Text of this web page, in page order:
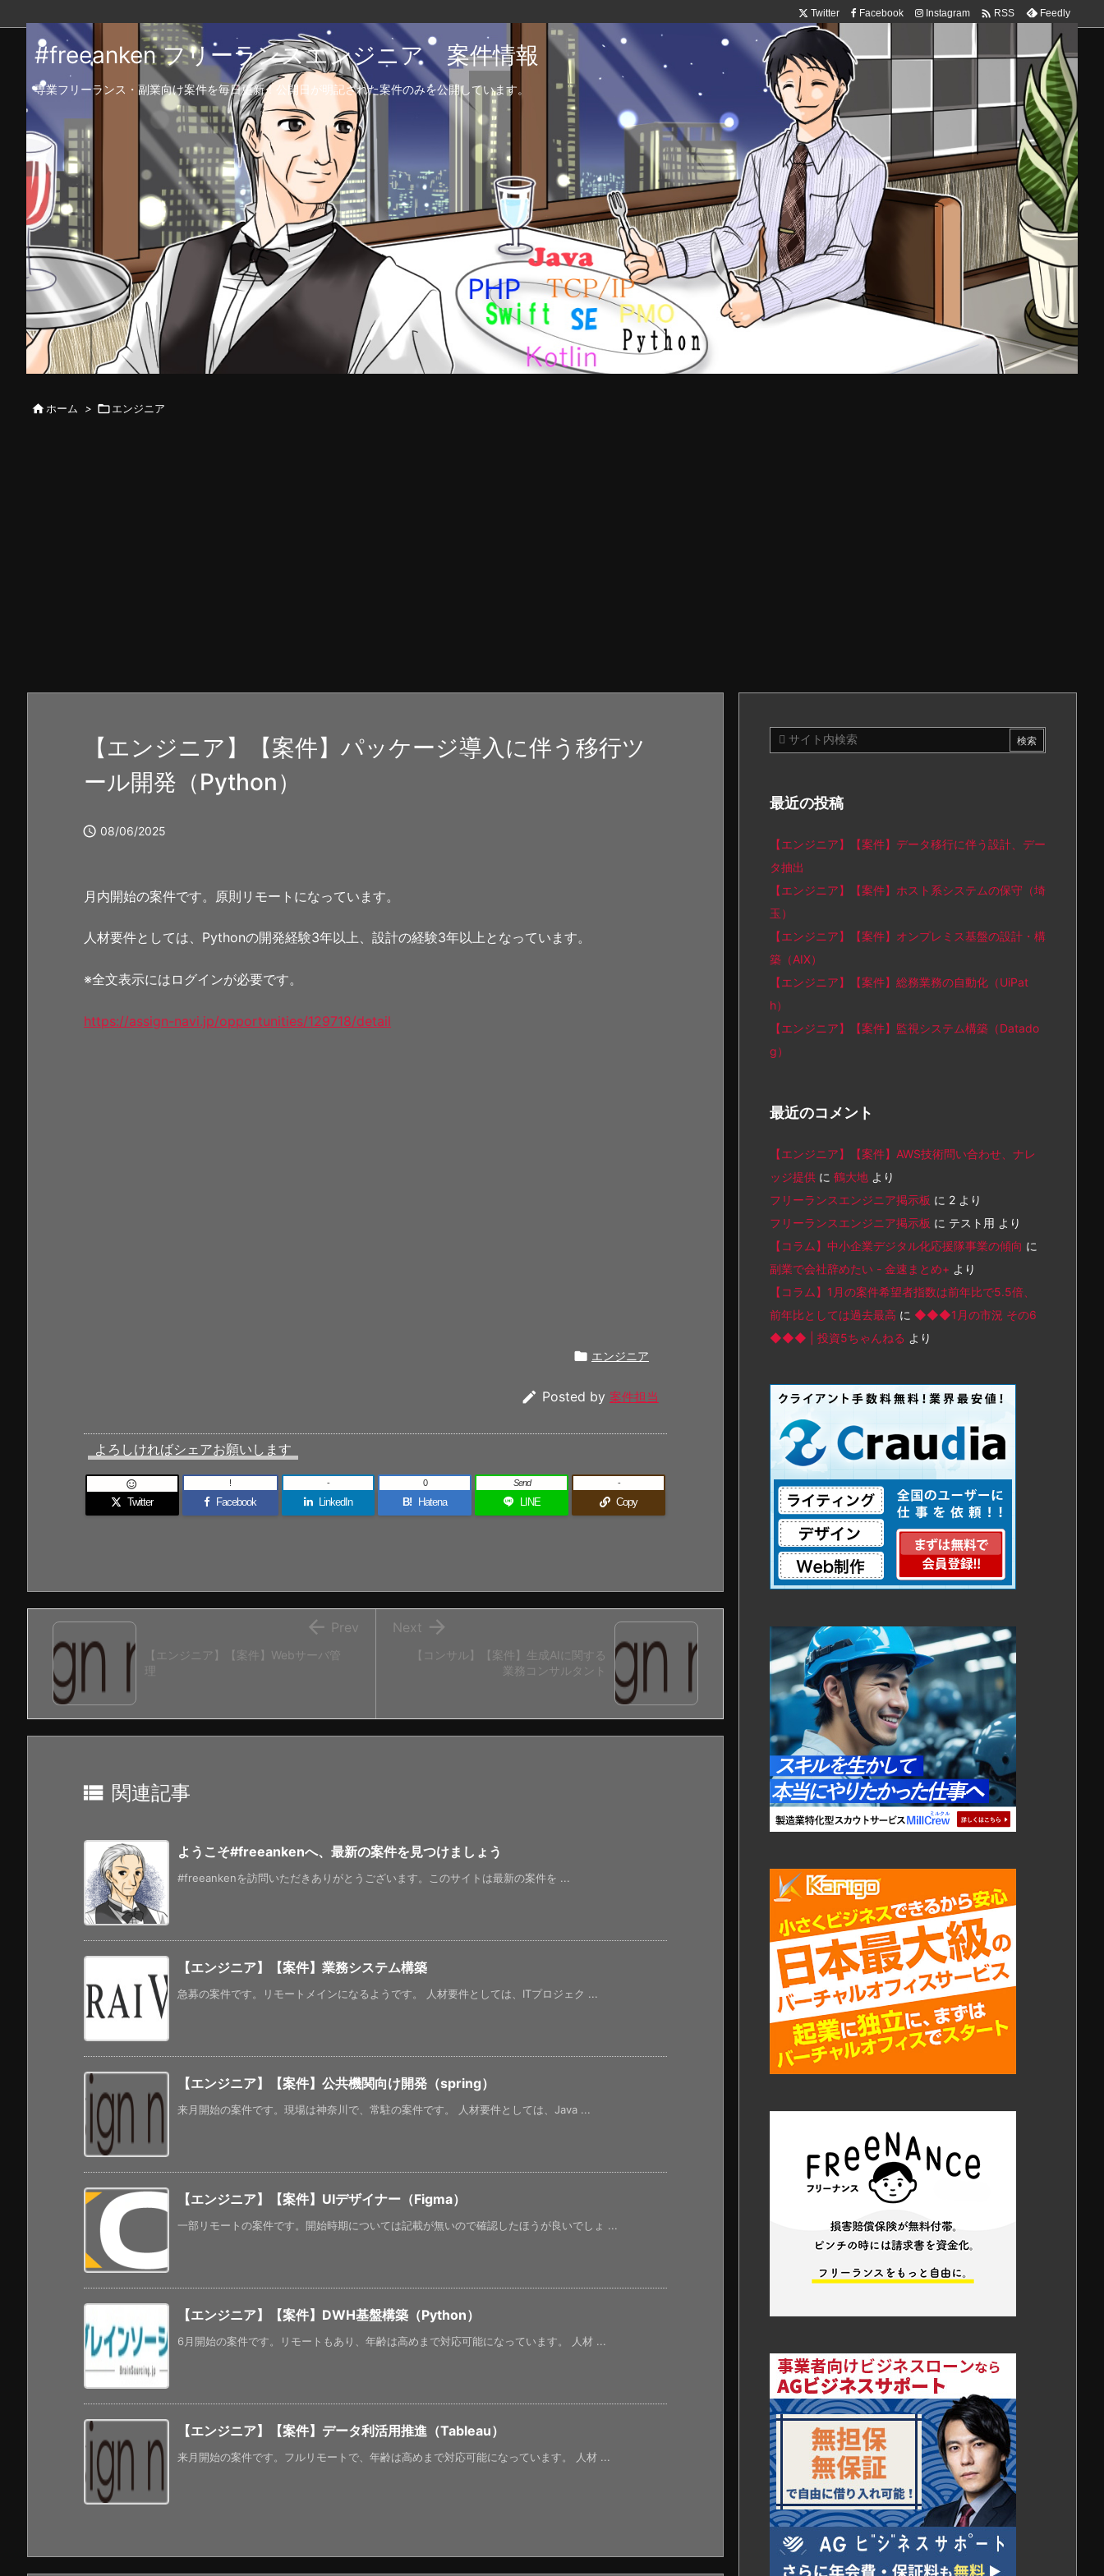
Twitter Facebook Instagram  RSS Feedly
#freeanken フリーランスエンジニア 案件情報
専業フリーランス・副業向け案件を毎日更新！公開日が明記された案件のみを公開しています。
 ホーム > エンジニア
【エンジニア】【案件】パッケージ導入に伴う移行ツ
ール開発（Python）
 08/06/2025
月内開始の案件です。原則リモートになっています。
人材要件としては、Pythonの開発経験3年以上、設計の経験3年以上となっています。
※全文表示にはログインが必要です。
https://assign-navi.jp/opportunities/129718/detail
 エンジニア
 Posted by 案件担当
よろしければシェアお願いします
Twitter

Facebook
!
LinkedIn
-
B! Hatena
0
LINE
Send
Copy
-
【コンサル】【案件】生成AIに関する
業務コンサルタント

Next
【エンジニア】【案件】Webサーバ管
理
 Prev
 関連記事
ようこそ#freeankenへ、最新の案件を見つけましょう
#freeankenを訪問いただきありがとうございます。このサイトは最新の案件を ...
【エンジニア】【案件】業務システム構築
急募の案件です。リモートメインになるようです。 人材要件としては、ITプロジェク ...
【エンジニア】【案件】公共機関向け開発（spring）
来月開始の案件です。現場は神奈川で、常駐の案件です。 人材要件としては、Java ...
【エンジニア】【案件】UIデザイナー（Figma）
一部リモートの案件です。開始時期については記載が無いので確認したほうが良いでしょ ...
【エンジニア】【案件】DWH基盤構築（Python）
6月開始の案件です。リモートもあり、年齢は高めまで対応可能になっています。 人材 ...
【エンジニア】【案件】データ利活用推進（Tableau）
来月開始の案件です。フルリモートで、年齢は高めまで対応可能になっています。 人材 ...
最近の投稿
【エンジニア】【案件】データ移行に伴う設計、デー
タ抽出
【エンジニア】【案件】ホスト系システムの保守（埼
玉）
【エンジニア】【案件】オンプレミス基盤の設計・構
築（AIX）
【エンジニア】【案件】総務業務の自動化（UiPat
h）
【エンジニア】【案件】監視システム構築（Datado
g）
最近のコメント
【エンジニア】【案件】AWS技術問い合わせ、ナレ
ッジ提供 に 鶴大地 より
フリーランスエンジニア掲示板 に 2 より
フリーランスエンジニア掲示板 に テスト用 より
【コラム】中小企業デジタル化応援隊事業の傾向 に
副業で会社辞めたい - 金速まとめ+ より
【コラム】1月の案件希望者指数は前年比で5.5倍、
前年比としては過去最高 に ◆◆◆1月の市況 その6
◆◆◆ | 投資5ちゃんねる より